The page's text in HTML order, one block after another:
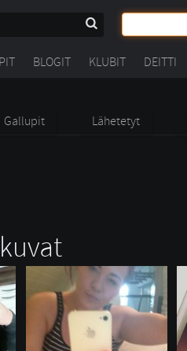
BLOGIT KLUBIT DEITTI
Gallupit Lähetetyt